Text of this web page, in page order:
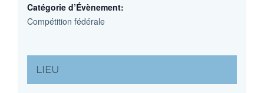
Catégorie d’Évènement:
Compétition fédérale
LIEU